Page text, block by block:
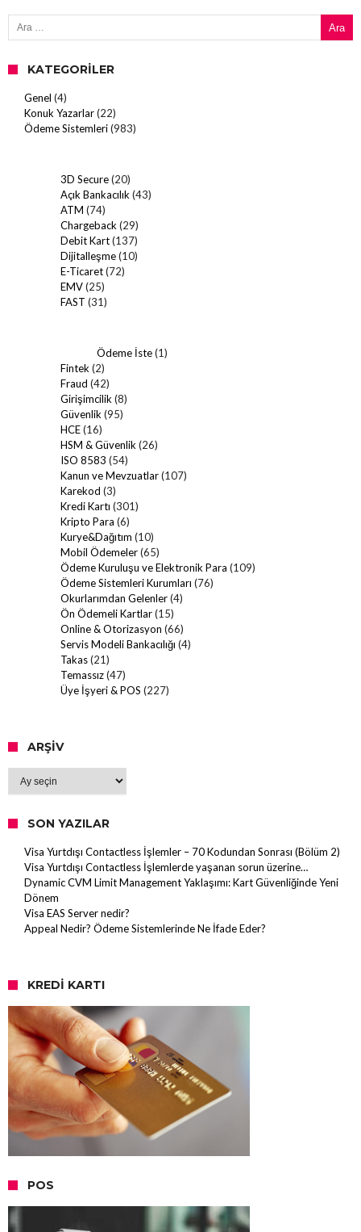
Arama:
KATEGORILER
Genel (4)
Konuk Yazarlar(22)
Ödeme Sistemleri(983)
3D Secure(20)
Açık Bankacılık (43)
ATM (74)
Chargeback (29)
Debit Kart(137)
Dijitalleşme(10)
E-Ticaret(72)
EMV(25)
FAST (31)
Ödeme İste(1)
Fintek (2)
Fraud (42)
Girişimcilik (8)
Güvenlik (95)
HCE(16)
HSM & Güvenlik (26)
ISO 8583 (54)
Kanun ve Mevzuatlar(107)
Karekod (3)
Kredi Kartı (301)
Kripto Para (6)
Kurye&Dağıtım (10)
Mobil Ödemeler(65)
Ödeme Kuruluşu ve Elektronik Para (109)
Ödeme Sistemleri Kurumları (76)
Okurlarımdan Gelenler(4)
Ön Ödemeli Kartlar(15)
Online & Otorizasyon (66)
Servis Modeli Bankacılığı (4)
Takas(21)
Temassız(47)
Üye İşyeri & POS (227)
ARŞIV
SON YAZILAR
Visa Yurtdışı Contactless İşlemler – 70 Kodundan Sonrası (Bölüm 2)
Visa Yurtdışı Contactless İşlemlerde yaşanan sorun üzerine…
Dynamic CVM Limit Management Yaklaşımı: Kart Güvenliğinde Yeni
Dönem
Visa EAS Server nedir?
Appeal Nedir? Ödeme Sistemlerinde Ne İfade Eder?
KREDI KARTI
POS